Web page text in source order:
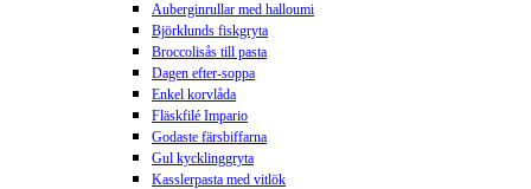
Auberginrullar med halloumi
Björklunds fiskgryta
Broccolisås till pasta
Dagen efter-soppa
Enkel korvlåda
Fläskfilé Impario
Godaste färsbiffarna
Gul kycklinggryta
Kasslerpasta med vitlök